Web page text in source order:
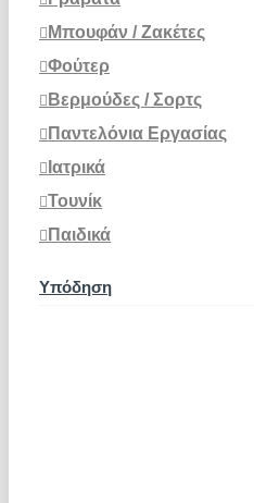
Μπουφάν / Ζακέτες
Φούτερ
Βερμούδες / Σορτς
Παντελόνια Εργασίας
Ιατρικά
Τουνίκ
Παιδικά
Υπόδηση